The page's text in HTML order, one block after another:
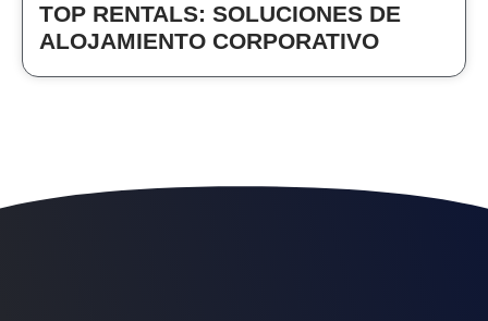
TOP RENTALS: SOLUCIONES DE
ALOJAMIENTO CORPORATIVO